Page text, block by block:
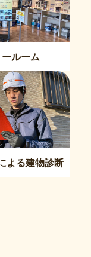
ルーム
よる建物診断